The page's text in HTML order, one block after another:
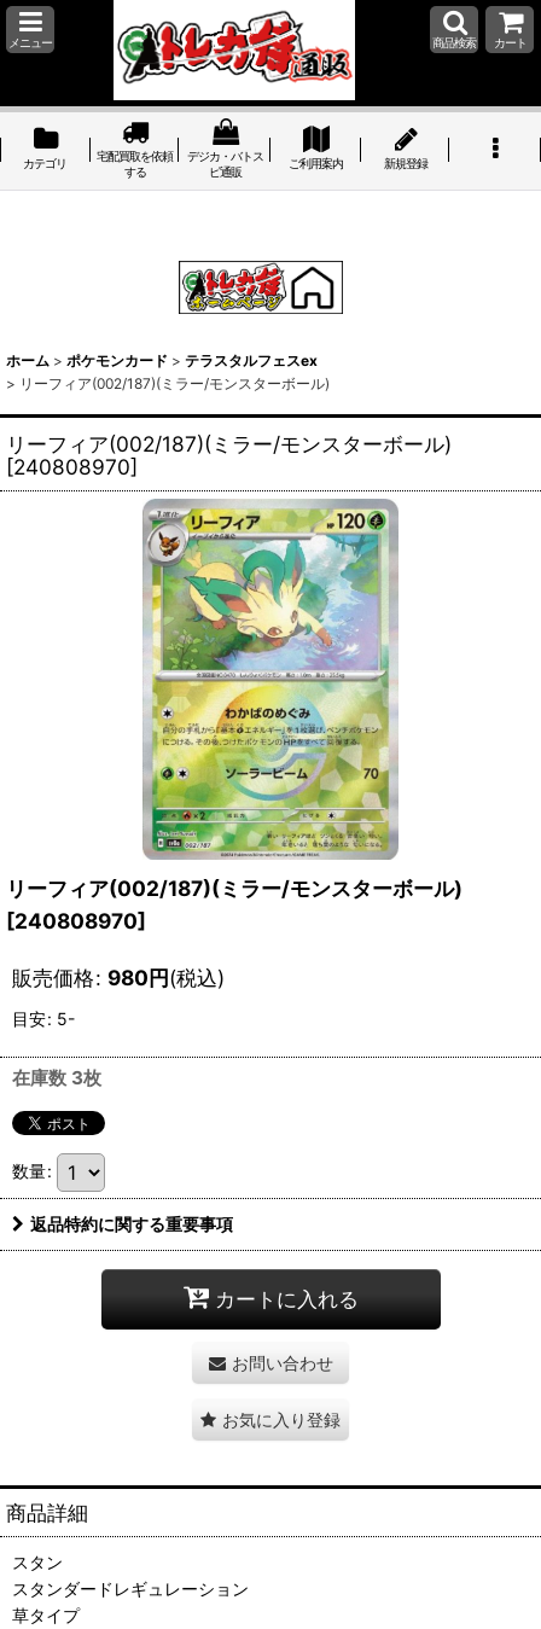
メニュー 商品検索 カート
カテゴリ
宅配買取を依頼
する
デジカ・バトス
ピ通販
ご利用案内 新規登録
ホーム > ポケモンカード > テラスタルフェスex
> リーフィア(002/187)(ミラー/モンスターボール)
リーフィア(002/187)(ミラー/モンスターボール)
[240808970]
リーフィア(002/187)(ミラー/モンスターボール)
[240808970]
販売価格: 980円(税込)
目安: 5-
在庫数 3枚
数量:
返品特約に関する重要事項
カートに入れる
お問い合わせ
お気に入り登録
商品詳細
スタン
スタンダードレギュレーション
草タイプ